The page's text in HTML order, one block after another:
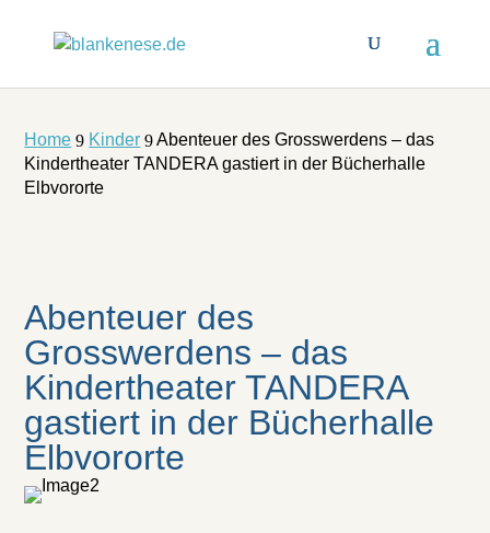
Home 9 Kinder 9 Abenteuer des Grosswerdens – das
Kindertheater TANDERA gastiert in der Bücherhalle
Elbvororte
Abenteuer des
Grosswerdens – das
Kindertheater TANDERA
gastiert in der Bücherhalle
Elbvororte